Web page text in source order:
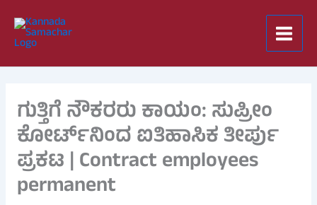
content
ಗುತ್ತಿಗೆ ನೌಕರರು ಕಾಯಂ: ಸುಪ್ರೀಂ
ಕೋರ್ಟ್‌ನಿಂದ ಐತಿಹಾಸಿಕ ತೀರ್ಪು
ಪ್ರಕಟ | Contract employees
permanent